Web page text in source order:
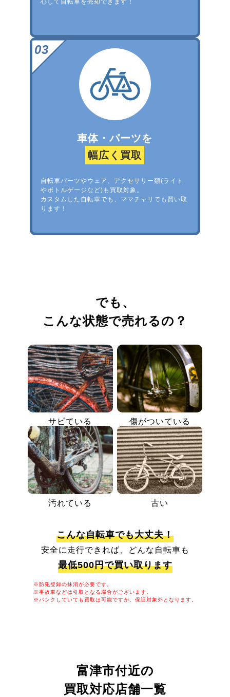
心して自転車を売却できます！
車体・パーツを
幅広く買取
自転車パーツやウェア、アクセサリー類(ライト
やボトルゲージなど)も買取対象。
カスタムした自転車でも、ママチャリでも買い取
ります！
でも、
こんな状態で売れるの？
サビている 傷がついている
汚れている 古い
こんな自転車でも大丈夫！
安全に走行できれば、どんな自転車も
最低500円で買い取ります
※防犯登録の抹消が必要です。
※事故車などは引取となる場合がございます。
※パンクしていても買取は可能ですが、保証対象外となります。
富津市付近の
買取対応店舗一覧